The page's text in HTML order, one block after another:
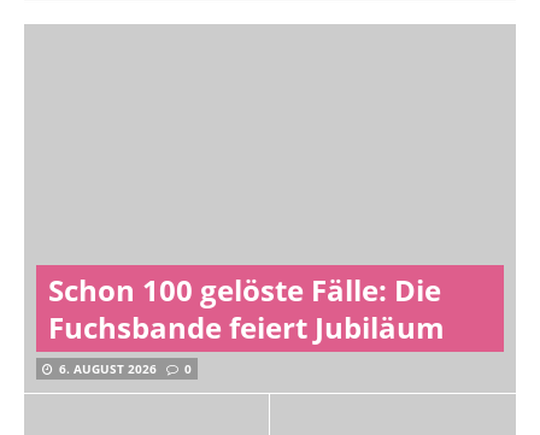
Schon 100 gelöste Fälle: Die
Fuchsbande feiert Jubiläum
6. AUGUST 2026 0